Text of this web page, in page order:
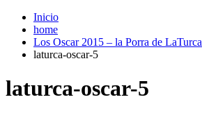
Inicio
home
Los Oscar 2015 – la Porra de LaTurca
laturca-oscar-5
laturca-oscar-5